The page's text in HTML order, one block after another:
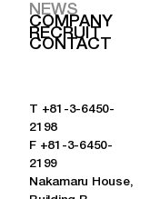
NEWS
COMPANY
RECRUIT
CONTACT
T +81-3-6450-
2198
F +81-3-6450-
2199
Nakamaru House,